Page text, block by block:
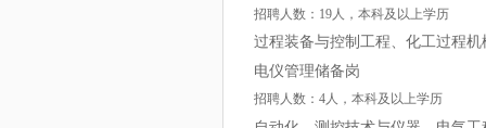
招聘人数： 19人，本科及以上学历
过程装备与控制工程、化工过程
电仪管理储备岗
招聘人数： 4人，本科及以上学历